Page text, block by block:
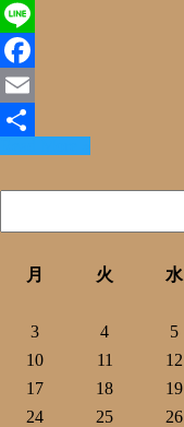
X
Line
Facebook
Email
共
有
月
火 水
3
4 5
10
11 12
17
18 19
24
25 26